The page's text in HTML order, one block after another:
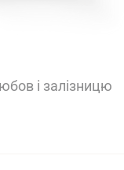
і залізницю